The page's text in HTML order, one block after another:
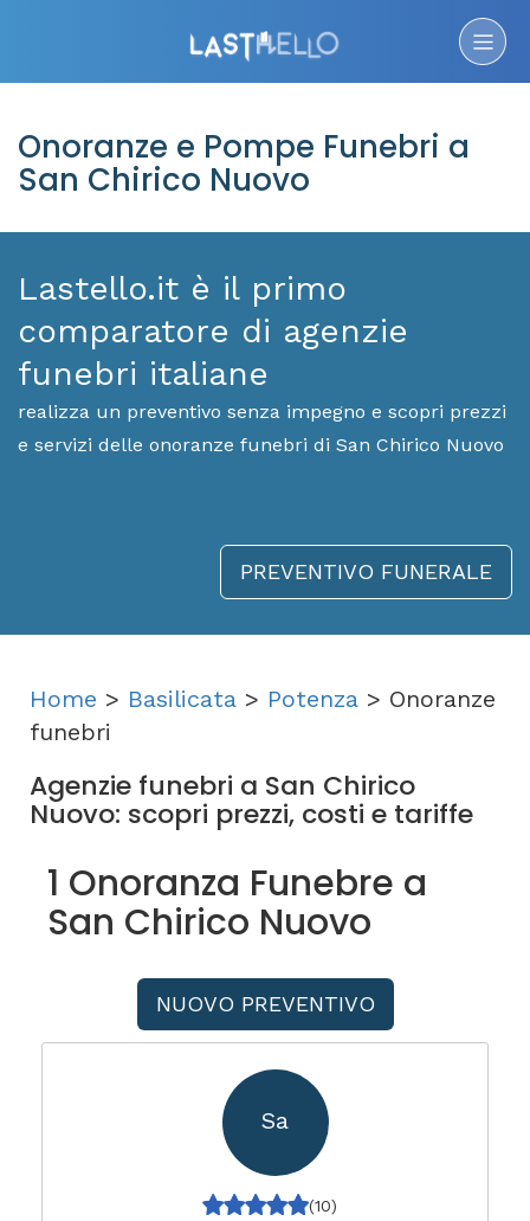
Onoranze e Pompe Funebri a
San Chirico Nuovo
Lastello.it è il primo
comparatore di agenzie
funebri italiane
realizza un preventivo senza impegno e scopri prezzi
e servizi delle onoranze funebri di San Chirico Nuovo
PREVENTIVO FUNERALE
Home > Basilicata > Potenza > Onoranze
funebri
Agenzie funebri a San Chirico
Nuovo: scopri prezzi, costi e tariffe
1 Onoranza Funebre a
San Chirico Nuovo
NUOVO PREVENTIVO
Sa
(10)